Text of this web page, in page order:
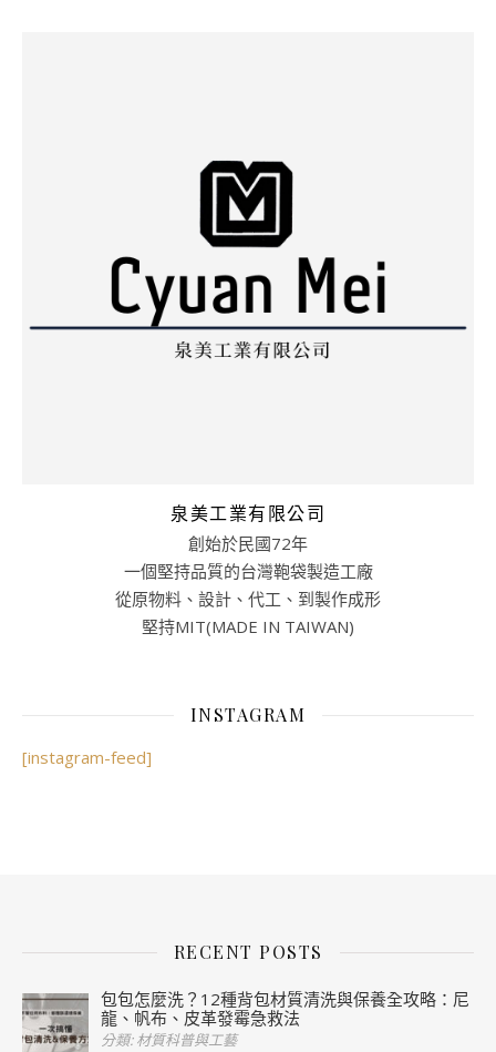
泉美工業有限公司
創始於民國72年
一個堅持品質的台灣鞄袋製造工廠
從原物料、設計、代工、到製作成形
堅持MIT(MADE IN TAIWAN)
INSTAGRAM
[instagram-feed]
RECENT POSTS
包包怎麼洗？12種背包材質清洗與保養全攻略：尼
龍、帆布、皮革發霉急救法
分類: 材質科普與工藝